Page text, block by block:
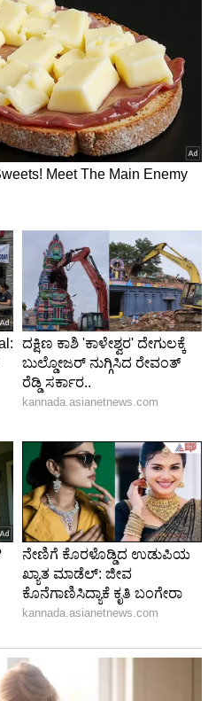
ಅಂದೆ. ಅವನು ವಾಯ್ಸ್
ನಾನು ಪೊಲೀಸ್ ಅಧಿಕಾರಿ
ಮಾಹಿತಿ ನೀಡಿದೆ ಮತ್ತು ಆ
ಕಳಿಸಿಕೊಟ್ಟೆ. ನಾನೊಬ್ಬ
ನನಗೆ ಬಂದ ಮಾಹಿತಿಯನ್ನು
ಕೆಲಸ ಮಾಡಿದ್ದೇನೆಯೇ
ಎಂದು ತಿಳಿಸಿದ್ದಾರೆ.
ಎಂದು
ನಾನು ಮೊಹಾಂತಿ
ಅವರು ಚಿನ್ನಯ್ಯನಿಂದ
ಹೇಳಿದರು. ಚಿನ್ನಯ್ಯ ನನ್ನ ಬಳಿ
ಆದರೆ ಎಸ್‌ಐಟಿ (SIT) ರಚನೆ
ಧೈರ್ಯ ತುಂಬಿ, 'ನೀನು
ಎಸ್‌ಐಟಿ ಮುಂದೆಯೇ
ಬಂದು ತಬ್ಬಿಕೊಳ್ಳುತ್ತೇನೆ'
ದಿನಗಳ ಬಳಿಕ ಮೊಹಾಂತಿ
ಉಲ್ಟಾ
ಮಾಹಿತಿ ನೀಡುತ್ತಿದ್ದಾನೆ,
ಹಾಗಾಗಿ ನಾನು
ಪ್ರಕಾಶ್ ರಾಜ್ 200